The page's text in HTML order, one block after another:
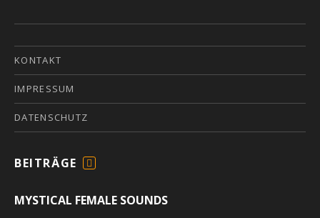
KONTAKT
IMPRESSUM
DATENSCHUTZ
BEITRÄGE
E
MYSTICAL FEMALE SOUNDS